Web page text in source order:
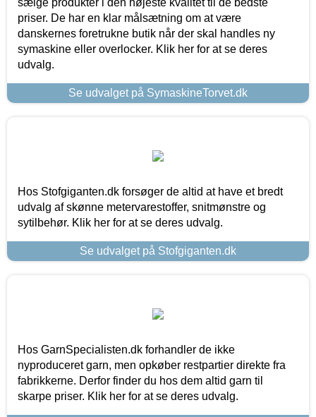
priser. De har en klar målsætning om at være
danskernes foretrukne butik når der skal handles ny
symaskine eller overlocker. Klik her for at se deres
udvalg.
Se udvalget på SymaskineTorvet.dk
Hos Stofgiganten.dk forsøger de altid at have et bredt
udvalg af skønne metervarestoffer, snitmønstre og
sytilbehør. Klik her for at se deres udvalg.
Se udvalget på Stofgiganten.dk
Hos GarnSpecialisten.dk forhandler de ikke
nyproduceret garn, men opkøber restpartier direkte fra
fabrikkerne. Derfor finder du hos dem altid garn til
skarpe priser. Klik her for at se deres udvalg.